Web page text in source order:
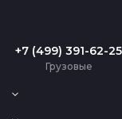
+7 (499) 391-62-25
Грузовые